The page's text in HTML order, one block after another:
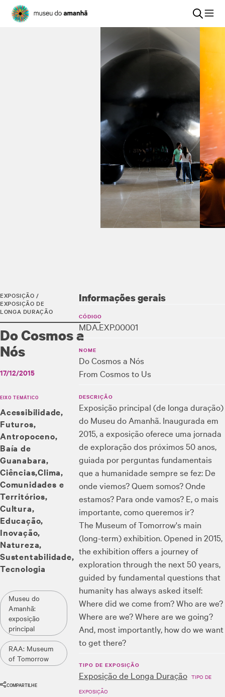
EXPOSIÇÃO /
EXPOSIÇÃO DE
LONGA DURAÇÃO
Do Cosmos a
Nós
17/12/2015
EIXO TEMÁTICO
Acessibilidade
Futuros
Antropoceno
Baía de
Guanabara
Ciências Clima
Comunidades e
Territórios
Cultura
Educação
Inovação
Natureza
Sustentabilidade
Tecnologia
Museu do
Amanhã:
exposição
principal
RAA: Museum
of Tomorrow
COMPARTILHE
Informações gerais
CÓDIGO
MDA.EXP.00001
NOME
Do Cosmos a Nós
From Cosmos to Us
DESCRIÇÃO
Exposição principal (de longa duração)
do Museu do Amanhã. Inaugurada em
2015, a exposição oferece uma jornada
de exploração dos próximos 50 anos,
guiada por perguntas fundamentais
que a humanidade sempre se fez: De
onde viemos? Quem somos? Onde
estamos? Para onde vamos? E, o mais
importante, como queremos ir?
The Museum of Tomorrow's main
(long-term) exhibition. Opened in 2015,
the exhibition offers a journey of
exploration through the next 50 years,
guided by fundamental questions that
humanity has always asked itself:
Where did we come from? Who are we?
Where are we? Where are we going?
And, most importantly, how do we want
to get there?
TIPO DE EXPOSIÇÃO
Exposição de Longa Duração TIPO DE
EXPOSIÇÃO